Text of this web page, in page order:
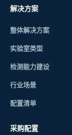
解决方案
整体解决方案
实验室类型
检测能力建设
行业场景
配置清单
采购配置